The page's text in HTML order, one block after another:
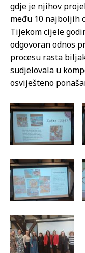
gdje je njihov
među 10 najboljih
Tijekom cijele
odgovoran odnos
procesu rasta
sudjelovala u
osviješteno